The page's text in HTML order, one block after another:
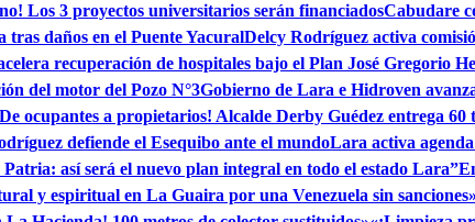
Los 3 proyectos universitarios serán financiadosCabudare
tras daños en el Puente YacuralDelcy Rodríguez activa
recuperación de hospitales bajo el Plan José Gregorio
del motor del Pozo N°3Gobierno de Lara e Hidroven
ocupantes a propietarios! Alcalde Derby Guédez entrega
defiende el Esequibo ante el mundoLara activa
así será el nuevo plan integral en todo el estado Lara”
y espiritual en La Guaira por una Venezuela sin sanciones»